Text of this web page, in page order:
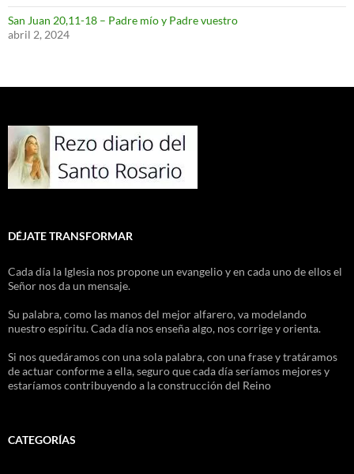
San Juan 20,11-18 – Padre mío y Padre vuestro
abril 2, 2024
DÉJATE TRANSFORMAR
Cada día la Iglesia nos propone un evangelio y en cada uno de ellos el
Señor nos da un mensaje.
Su palabra, como las manos del mejor alfarero, va modelando
nuestro espíritu. Cada día nos enseña algo, nos corrige y orienta.
Si nos quedáramos con una sola palabra, con una frase y tratáramos
de actuar conforme a ella, seguro que cada día seríamos mejores y
estaríamos contribuyendo a la construcción del Reino
CATEGORÍAS